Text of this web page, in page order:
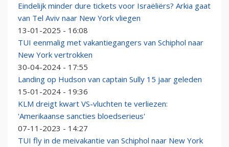
Eindelijk minder dure tickets voor Israëliërs? Arkia gaat
van Tel Aviv naar New York vliegen
13-01-2025 - 16:08
TUI eenmalig met vakantiegangers van Schiphol naar
New York vertrokken
30-04-2024 - 17:55
Landing op Hudson van captain Sully 15 jaar geleden
15-01-2024 - 19:36
KLM dreigt kwart VS-vluchten te verliezen:
'Amerikaanse sancties bloedserieus'
07-11-2023 - 14:27
TUI fly in de meivakantie van Schiphol naar New York